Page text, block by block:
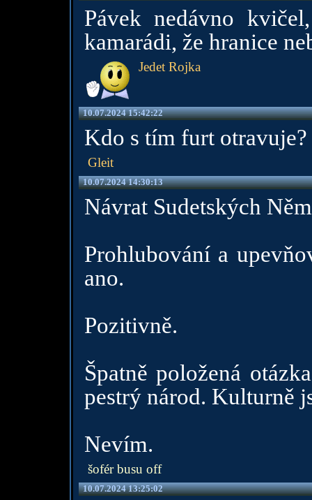
Pávek nedávno
kamarádi, že hranice
Jedet Rojka
10.07.2024 15:42:22
Kdo s tím furt otravuje?
Gleit
10.07.2024 14:30:13
Návrat Sudetských
Prohlubování a
ano.
Pozitivně.
Špatně položená
pestrý národ. Kulturně
Nevím.
šofér busu off
10.07.2024 13:25:02